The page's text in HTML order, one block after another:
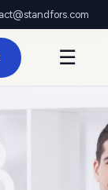
☰